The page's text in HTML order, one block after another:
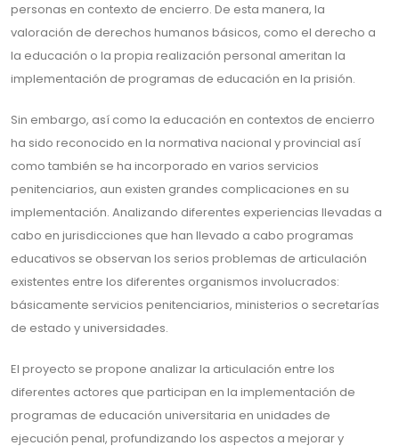
personas en contexto de encierro. De esta manera, la
valoración de derechos humanos básicos, como el derecho a
la educación o la propia realización personal ameritan la
implementación de programas de educación en la prisión.
Sin embargo, así como la educación en contextos de encierro
ha sido reconocido en la normativa nacional y provincial así
como también se ha incorporado en varios servicios
penitenciarios, aun existen grandes complicaciones en su
implementación. Analizando diferentes experiencias llevadas a
cabo en jurisdicciones que han llevado a cabo programas
educativos se observan los serios problemas de articulación
existentes entre los diferentes organismos involucrados:
básicamente servicios penitenciarios, ministerios o secretarías
de estado y universidades.
El proyecto se propone analizar la articulación entre los
diferentes actores que participan en la implementación de
programas de educación universitaria en unidades de
ejecución penal, profundizando los aspectos a mejorar y